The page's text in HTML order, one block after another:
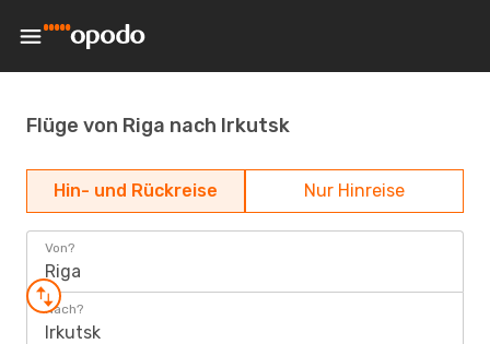
Flüge von Riga nach Irkutsk
Hin- und Rückreise Nur Hinreise
Von?
Riga
Nach?
Irkutsk